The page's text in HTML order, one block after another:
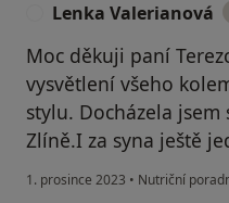
Lenka Valerianová
Moc děkuji paní
vysvětlení všeho
stylu. Docházela
Zlíně.I za syna ještě
1. prosince 2023 • Nutriční